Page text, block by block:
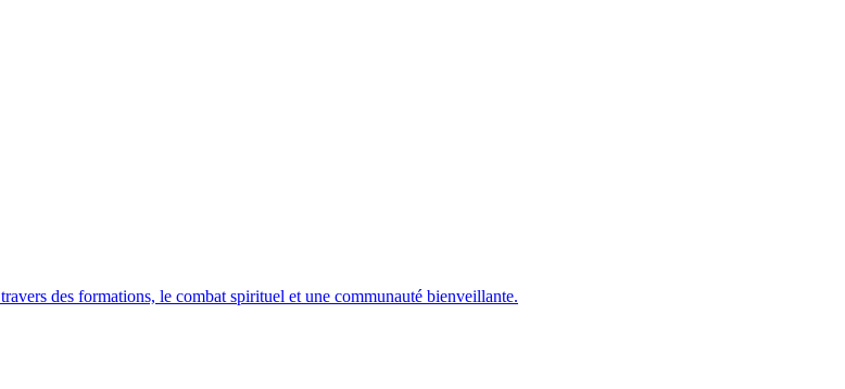
des formations, le combat spirituel et une communauté bienveillante.